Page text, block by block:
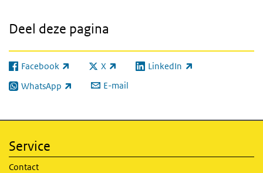
Deel deze pagina
Facebook
(externe link) X
(externe link) LinkedIn
(externe link)
WhatsApp
(externe link) E-mail
Service
Contact